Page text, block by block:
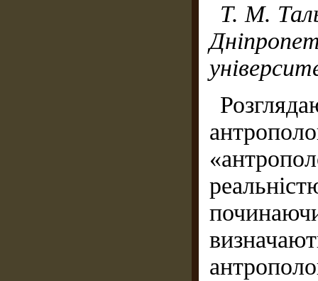
Т. М.